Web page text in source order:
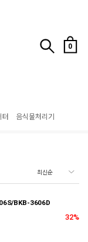
0
터 음식물처리기
BKB-3606D
32%